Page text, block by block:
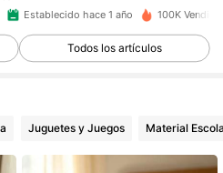
Establecido hace 1 año 100K
Todos los artículos
Juguetes y Juegos Material